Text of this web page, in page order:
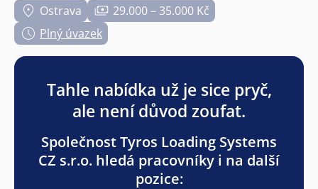
Ostrava
29.000 – 35.000 Kč
Plný úvazek
Tahle nabídka už je sice pryč,
ale není důvod zoufat.
Společnost Tyros Loading Systems
CZ s.r.o. hledá pracovníky i na další
pozice: